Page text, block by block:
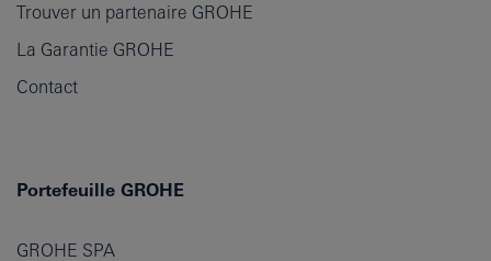
Trouver un partenaire GROHE
La Garantie GROHE
Contact
Portefeuille GROHE
GROHE SPA